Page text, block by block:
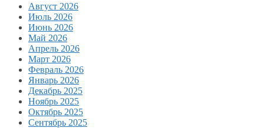
Август 2026
Июль 2026
Июнь 2026
Май 2026
Апрель 2026
Март 2026
Февраль 2026
Январь 2026
Декабрь 2025
Ноябрь 2025
Октябрь 2025
Сентябрь 2025